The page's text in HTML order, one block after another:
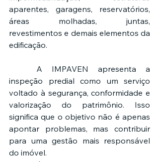
aparentes, garagens, reservatórios,
áreas molhadas, juntas,
revestimentos e demais elementos da
edificação.
inspeção predial como um serviço
voltado à segurança, conformidade e
valorização do patrimônio. Isso
significa que o objetivo não é apenas
apontar problemas, mas contribuir
para uma gestão mais responsável
do imóvel.